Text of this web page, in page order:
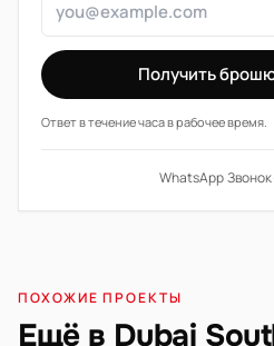
Получить
Ответ в течение часа в рабочее время.
WhatsApp·Звонок·
ПОХОЖИЕ ПРОЕКТЫ
Ещё в Dubai